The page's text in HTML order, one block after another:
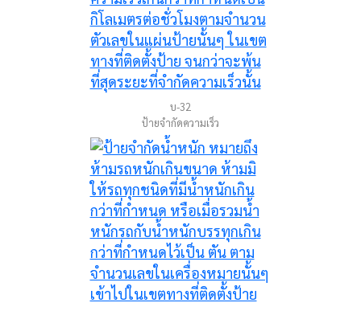
บ-32
ป้ายจำกัดความเร็ว